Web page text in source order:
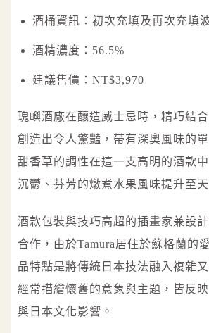
酒桶資訊：初次充填及再次充填
酒精濃度：56.5%
建議售價：NT$3,970
瑰嶼酒廠在釀造威士忌時，精巧結
創造出令人驚豔，帶有深奧風味的
甜香草的調性在這一支高明的酒款
沉鬱、芬芳的燉煮水果風味提升至天
酒款包裝與技巧高超的插畫家兼設
合作，由於Tamura居住於蘇格蘭的
品特點是將傳統日本技法融入複雜
經常描繪懷舊的意象與主題，皆反
與日本文化影響。